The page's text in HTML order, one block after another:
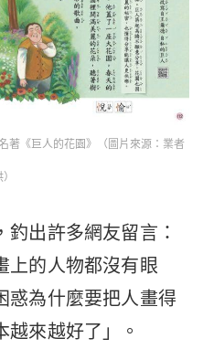
著《巨人的花園》（圖片來源：業者
出許多網友留言：
上的人物都沒有眼
惑為什麼要把人畫得
來越好了」。